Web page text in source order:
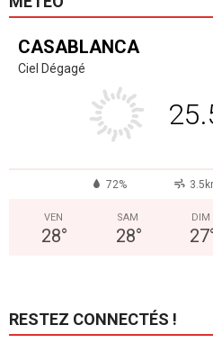
CASABLANCA
Ciel Dégagé
72%
VEN
28°
SAM
28°
DIM
27
RESTEZ CONNECTÉS !